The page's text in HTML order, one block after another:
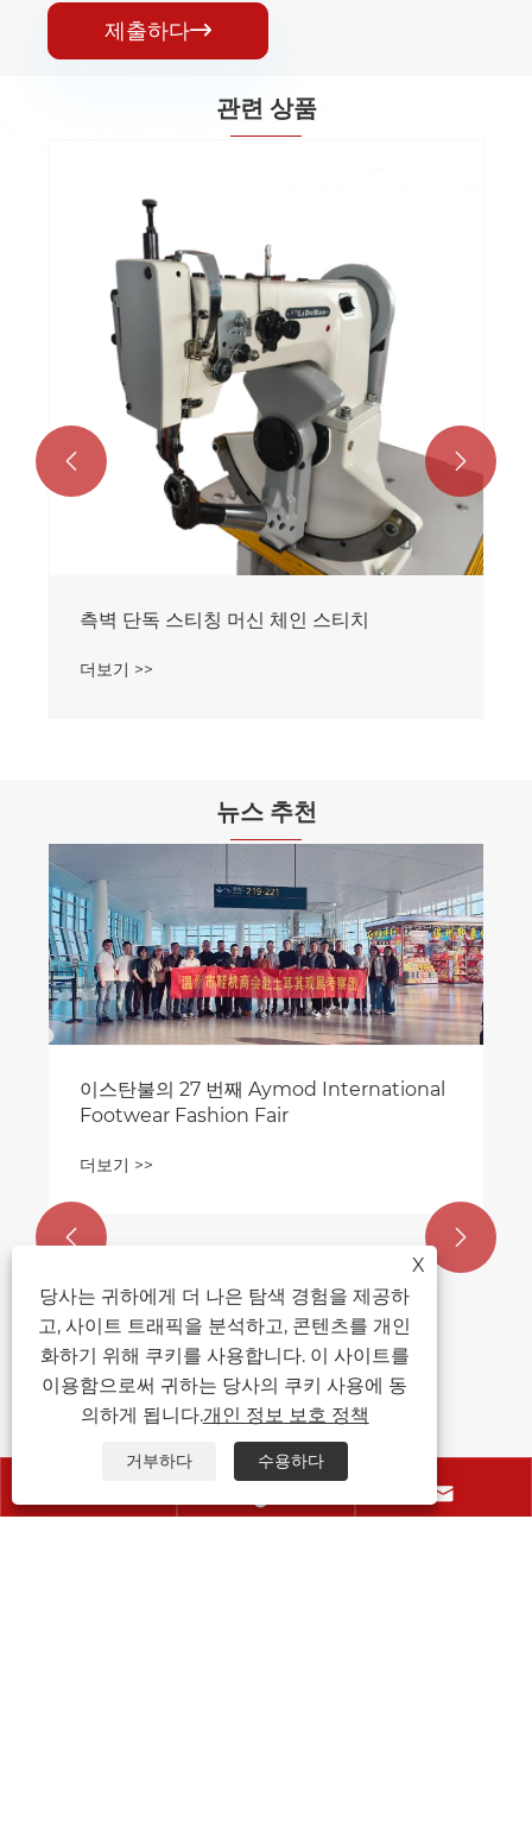
제출하다
관련 상품
약간 기울어 진 측벽 단독 재봉기
더보기 >>
 
뉴스 추천
고속 재봉틀과 평면 속도의 재봉틀은 주로 무
엇을 할 수 있습니까? 거품을 졸업 한 신발을
만들면 어떤 장비를 사용해야합니까?
더보기 >>
 

X
당사는 귀하에게 더 나은 탐색 경험을 제공하
고, 사이트 트래픽을 분석하고, 콘텐츠를 개인
화하기 위해 쿠키를 사용합니다. 이 사이트를
이용함으로써 귀하는 당사의 쿠키 사용에 동
의하게 됩니다.개인 정보 보호 정책
거부하다 수용하다